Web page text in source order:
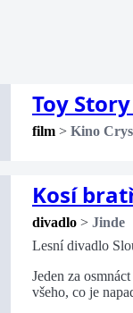
Toy
film > Kino
Kosí
divadlo > Jinde
Lesní divadlo
Jeden za
všeho, co je